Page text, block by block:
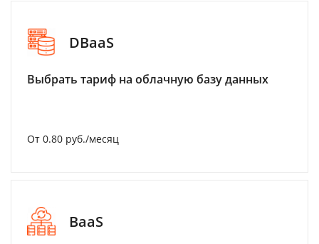
DBaaS
Выбрать тариф на облачную базу данных
От 0.80 руб./месяц
BaaS